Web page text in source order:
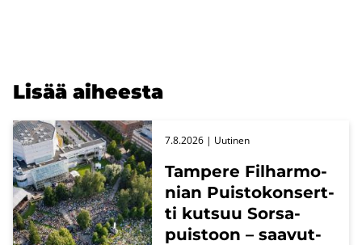
Lisää ai­hees­ta
Tam­pe­re Fil­har­mo­
nian Puis­to­kon­sert­
ti kut­suu Sors­a­
puis­toon – saa­vut­
7.8.2026 | Uu­ti­nen